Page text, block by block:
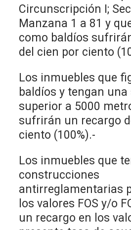
Circunscripción I;
Manzana 1 a 81 y
como baldíos
del cien por ciento
Los inmuebles que
baldíos y tengan
superior a 5000
sufrirán un recargo
ciento (100%).-
Los inmuebles que
construcciones
antirreglamentarias
los valores FOS y/o
un recargo en los